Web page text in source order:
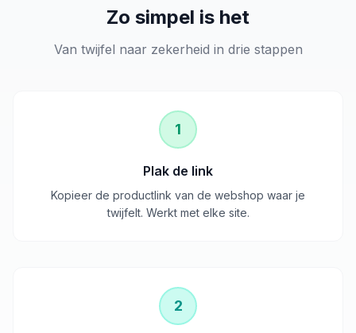
Zo simpel is het
Van twijfel naar zekerheid in drie stappen
1
Plak de link
Kopieer de productlink van de webshop waar je
twijfelt. Werkt met elke site.
2